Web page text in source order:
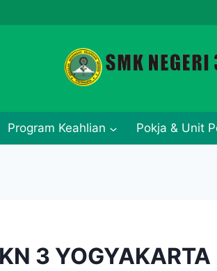
Program Keahlian Pokja & Unit
3 YOGYAKARTA